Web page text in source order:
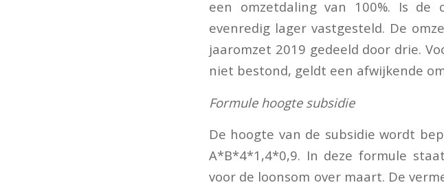
een omzetdaling van 100%. Is de
evenredig lager vastgesteld. De
jaaromzet 2019 gedeeld door drie.
niet bestond, geldt een afwijkende
Formule hoogte subsidie
De hoogte van de subsidie wordt
A*B*4*1,4*0,9. In deze formule
voor de loonsom over maart. De